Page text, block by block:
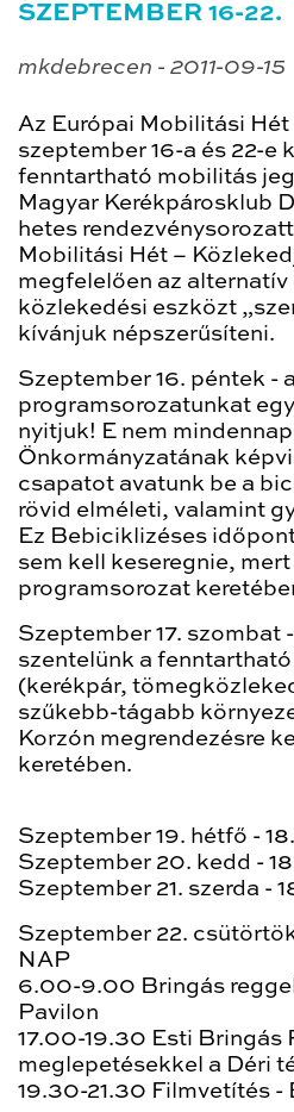
SZEPTEMBER 16-22.
mkdebrecen - 2011-09-15
Az Európai Mobilitási
szeptember 16-a és 22-e
fenntartható mobilitás
Magyar Kerékpárosklub
hetes
Mobilitási Hét –
megfelelően az
közlekedési eszközt
kívánjuk népszerűsíteni.
Szeptember 16. péntek -
programsorozatunkat
nyitjuk! E nem
Önkormányzatának
csapatot avatunk be a
rövid elméleti, valamint
Ez Bebiciklizéses
sem kell keseregnie,
programsorozat
Szeptember 17. szombat
szentelünk a
(kerékpár,
szűkebb-tágabb
Korzón megrendezésre
keretében.
Szeptember 19. hétfő -
Szeptember 20. kedd -
Szeptember 21. szerda -
Szeptember 22.
NAP
6.00-9.00 Bringás
Pavilon
17.00-19.30 Esti Bringás
meglepetésekkel a Déri
19.30-21.30 Filmvetítés -